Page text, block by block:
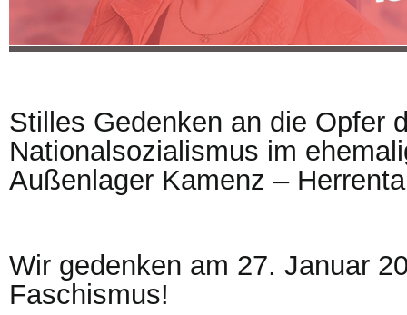
Stilles Gedenken an die Opfer
Nationalsozialismus im
Außenlager Kamenz –
Wir gedenken am 27. Januar
Faschismus!